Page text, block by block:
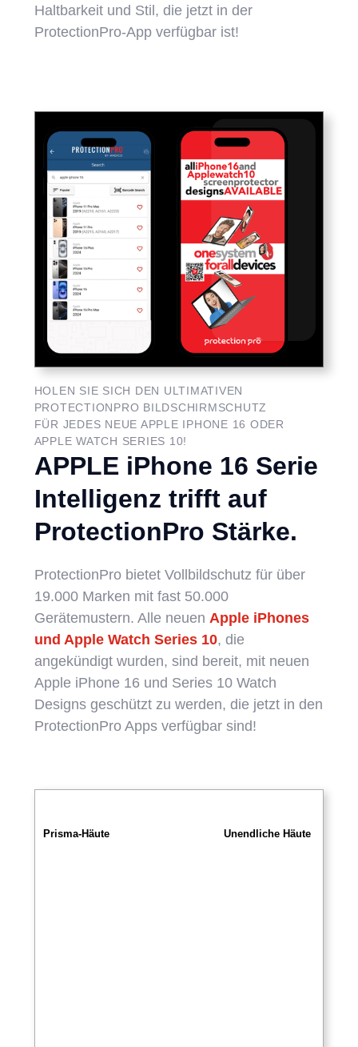
Haltbarkeit und Stil, die jetzt in der
ProtectionPro-App verfügbar ist!
HOLEN SIE SICH DEN ULTIMATIVEN
PROTECTIONPRO BILDSCHIRMSCHUTZ
FÜR JEDES NEUE APPLE IPHONE 16 ODER
APPLE WATCH SERIES 10!
APPLE iPhone 16 Serie
Intelligenz trifft auf
ProtectionPro Stärke.
ProtectionPro bietet Vollbildschutz für über
19.000 Marken mit fast 50.000
Gerätemustern. Alle neuen Apple iPhones
und Apple Watch Series 10, die
angekündigt wurden, sind bereit, mit neuen
Apple iPhone 16 und Series 10 Watch
Designs geschützt zu werden, die jetzt in den
ProtectionPro Apps verfügbar sind!
Prisma-Häute Unendliche Häute